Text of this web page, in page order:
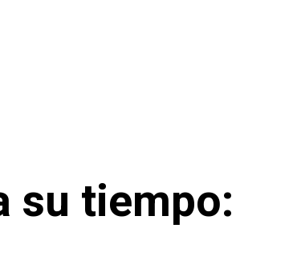
su tiempo: